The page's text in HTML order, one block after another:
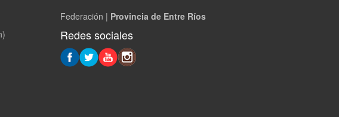
Federación | Provincia de Entre Ríos
Redes sociales